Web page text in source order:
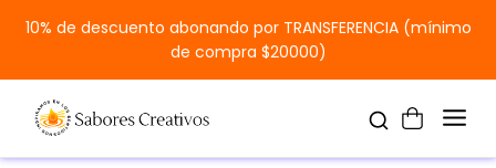
10% de descuento abonando por TRANSFERENCIA (mínimo
de compra $20000)